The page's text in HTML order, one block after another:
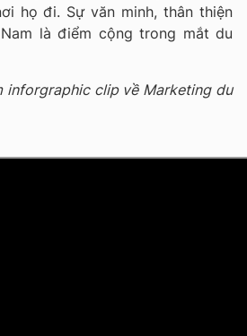
họ đi. Sự văn minh, thân thiện
là điểm cộng trong mắt du
inforgraphic clip về Marketing du